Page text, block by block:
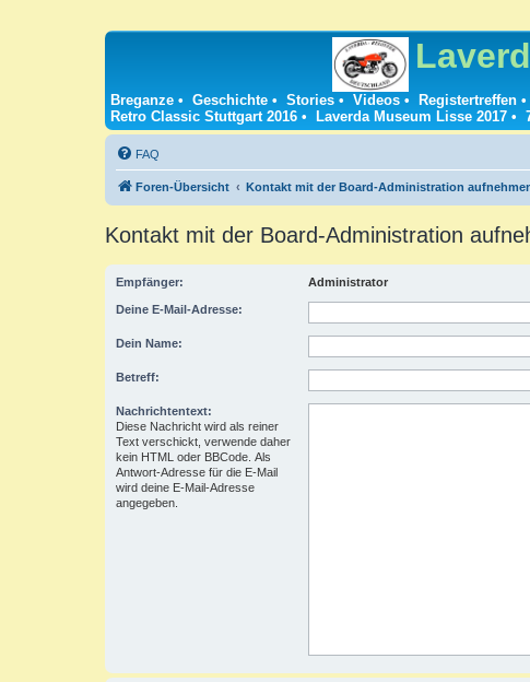
Breganze • Geschichte • Stories • Videos • Registertreffen •
Retro Classic Stuttgart 2016 • Laverda Museum Lisse 2017 •
FAQ
Foren-Übersicht Kontakt mit der Board-Administration
Kontakt mit der Board-Administration
Empfänger: Administrator
Deine E-Mail-Adresse:
Dein Name:
Betreff:
Nachrichtentext:
Diese Nachricht wird als reiner
Text verschickt, verwende daher
kein HTML oder BBCode. Als
Antwort-Adresse für die E-Mail
wird deine E-Mail-Adresse
angegeben.